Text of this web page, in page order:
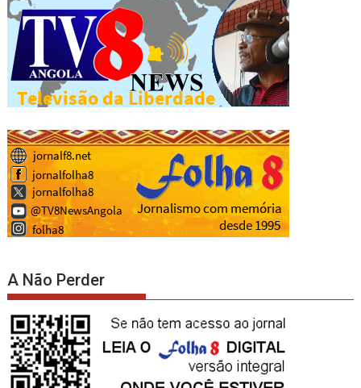
A Não Perder